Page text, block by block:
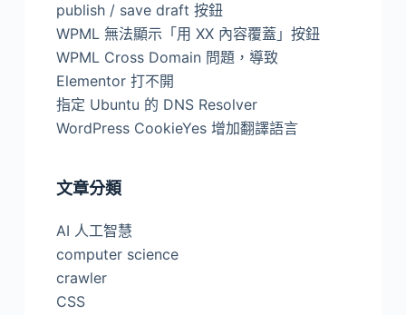
publish / save draft 按鈕
WPML 無法顯示「用 XX 內容覆蓋」按鈕
WPML Cross Domain 問題，導致
Elementor 打不開
指定 Ubuntu 的 DNS Resolver
WordPress CookieYes 增加翻譯語言
文章分類
AI 人工智慧
computer science
crawler
CSS